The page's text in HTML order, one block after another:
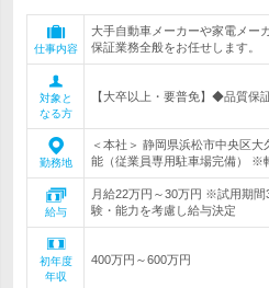
仕事内容
大手自動車メーカーや家電メー
保証業務全般をお任せします。
対象と
なる方
【大卒以上・要普免】◆品質保
勤務地
＜本社＞ 静岡県浜松市中央区
能（従業員専用駐車場完備） ※
給与
月給22万円～30万円 ※試用期
験・能力を考慮し給与決定
初年度
年収
400万円～600万円